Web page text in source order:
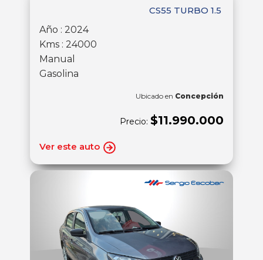
CS55 TURBO 1.5
Año : 2024
Kms : 24000
Manual
Gasolina
Ubicado en Concepción
Precio: $11.990.000
Ver este auto